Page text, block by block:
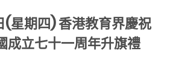
(星期四) 香港教育界慶祝
成立七十一周年升旗禮